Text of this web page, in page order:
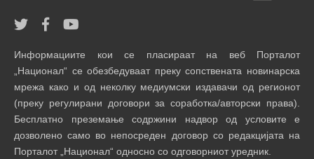
Информациите кои се пласираат на веб Порталот
„Национал“ се обезбедуваат преку сопствената новинарска
мрежа како и од неколку медиумски издавачи од регионот
(преку регулирани договори за соработка/авторски права).
Бесплатно преземање содржини надвор од условите е
дозволено само во непосреден договор со редакцијата на
Порталот „Национал“ односно со одговорниот уредник.